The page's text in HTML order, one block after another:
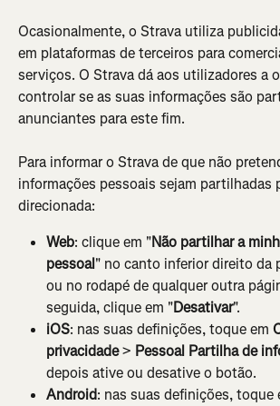
Ocasionalmente, o Strava utiliza
em plataformas de terceiros para
serviços. O Strava dá aos utilizadores a
controlar se as suas informações são
anunciantes para este fim.
Para informar o Strava de que não
informações pessoais sejam partilhadas
direcionada:
Web: clique em "Não partilhar a
pessoal" no canto inferior direito da
ou no rodapé de qualquer outra
seguida, clique em "Desativar".
iOS: nas suas definições, toque em
privacidade > Pessoal Partilha de
depois ative ou desative o botão.
Android: nas suas definições, toque